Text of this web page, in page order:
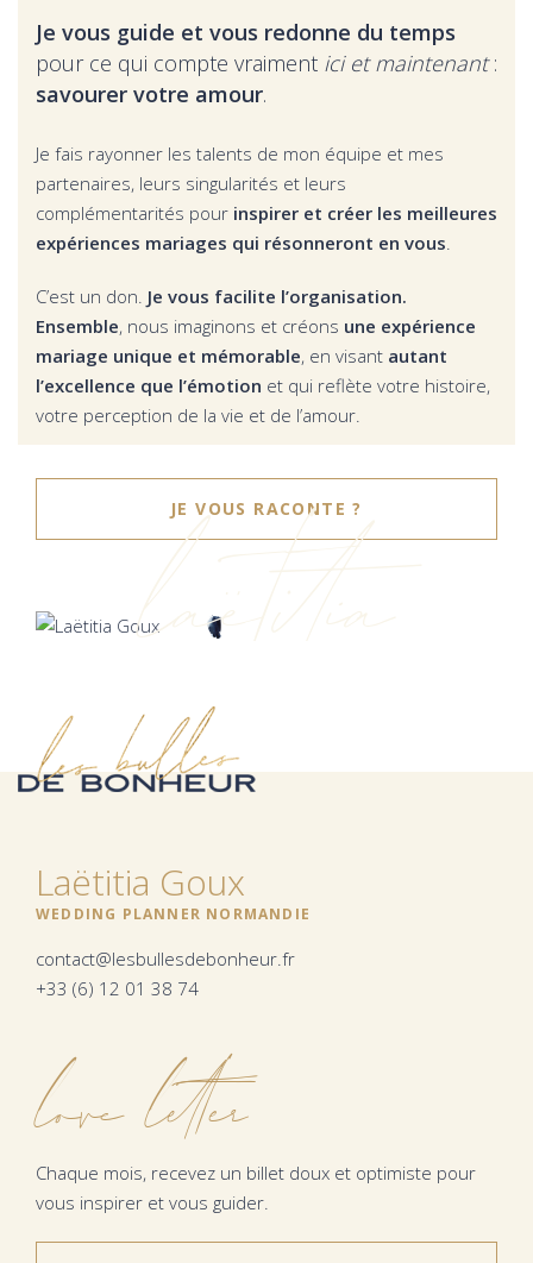
Je vous guide et vous redonne du temps
pour ce qui compte vraiment ici et maintenant:
savourer votre amour.
Je fais rayonner les talents de mon équipe et mes
partenaires, leurs singularités et leurs
complémentarités pour inspirer et créer les meilleures
expériences mariages qui résonneront en vous.
C’est un don. Je vous facilite l’organisation.
Ensemble, nous imaginons et créons une expérience
mariage unique et mémorable, en visant autant
l’excellence que l’émotion et qui reflète votre histoire,
votre perception de la vie et de l’amour.
JE VOUS RACONTE ?
laëtitia
Laëtitia Goux
WEDDING PLANNER NORMANDIE
contact@lesbullesdebonheur.fr
+33 (6) 12 01 38 74
love letter
Chaque mois, recevez un billet doux et optimiste pour
vous inspirer et vous guider.